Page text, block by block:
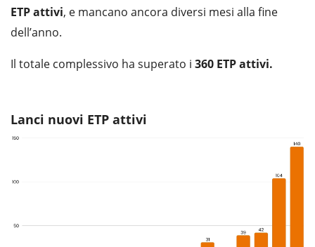
ETP attivi, e mancano ancora diversi mesi alla fine
dell’anno.
Il totale complessivo ha superato i 360 ETP attivi.
Lanci nuovi ETP attivi